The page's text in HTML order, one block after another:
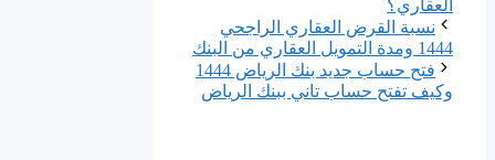
العقاري؟
نسبة القرض العقاري الراجحي
1444 ومدة التمويل العقاري من البنك
فتح حساب جديد بنك الرياض 1444
وكيف تفتح حساب تاني ببنك الرياض